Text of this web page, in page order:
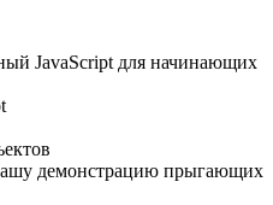
JavaScript для начинающих
демонстрацию прыгающих